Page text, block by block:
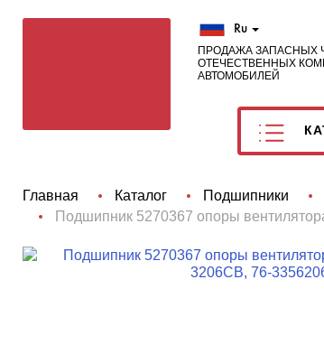
Ru
ПРОДАЖА ЗАПАСНЫХ
ОТЕЧЕСТВЕННЫХ
АВТОМОБИЛЕЙ
Главная Каталог Подшипники
Подшипник 5270367 опоры